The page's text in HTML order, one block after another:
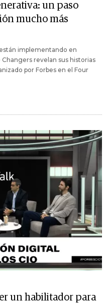
un paso
mucho más
implementando en
revelan sus historias
por Forbes en el Four
un habilitador para